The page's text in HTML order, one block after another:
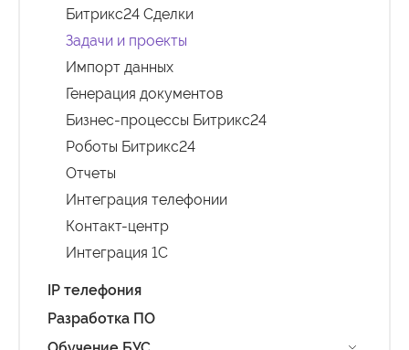
Битрикс24 Сделки
Задачи и проекты
Импорт данных
Генерация документов
Бизнес-процессы Битрикс24
Роботы Битрикс24
Отчеты
Интеграция телефонии
Контакт-центр
Интеграция 1С
IP телефония
Разработка ПО